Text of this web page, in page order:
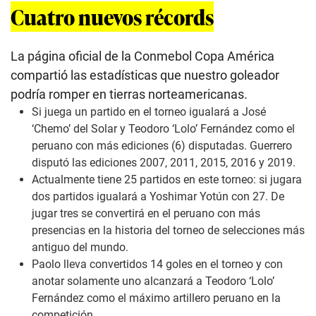
Cuatro nuevos récords
La página oficial de la Conmebol Copa América
compartió las estadísticas que nuestro goleador
podría romper en tierras norteamericanas.
Si juega un partido en el torneo igualará a José
‘Chemo’ del Solar y Teodoro ‘Lolo’ Fernández como el
peruano con más ediciones (6) disputadas. Guerrero
disputó las ediciones 2007, 2011, 2015, 2016 y 2019.
Actualmente tiene 25 partidos en este torneo: si jugara
dos partidos igualará a Yoshimar Yotún con 27. De
jugar tres se convertirá en el peruano con más
presencias en la historia del torneo de selecciones más
antiguo del mundo.
Paolo lleva convertidos 14 goles en el torneo y con
anotar solamente uno alcanzará a Teodoro ‘Lolo’
Fernández como el máximo artillero peruano en la